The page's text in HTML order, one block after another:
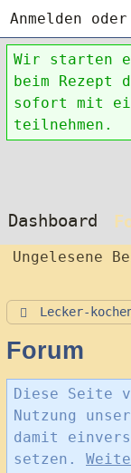
Anmelden
Wir starten
beim Rezept
sofort mit
teilnehmen.
Dashboard
Ungelesene
Lecker-
Forum
Diese Seite
Nutzung
damit
setzen.